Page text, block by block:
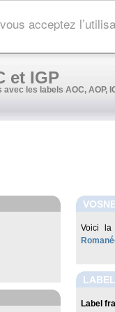
acceptez
et IGP
avec les labels AOC, AOP,
Voici la
Label